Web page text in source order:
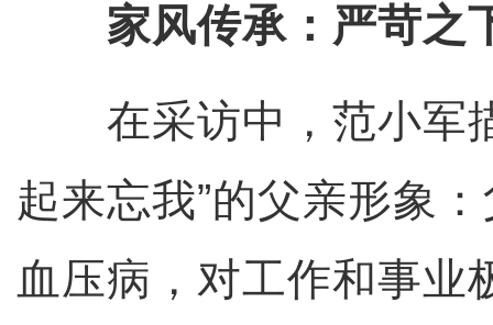
家风传承：严苛之
在采访中，范小军
起来忘我”的父亲形象
血压病，对工作和事业